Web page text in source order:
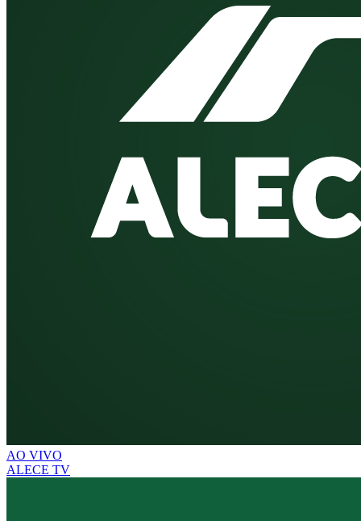
AO VIVO
ALECE TV